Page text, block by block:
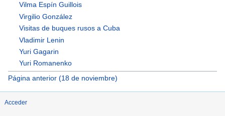
Vilma Espín Guillois
Virgilio González
Visitas de buques rusos a Cuba
Vladimir Lenin
Yuri Gagarin
Yuri Romanenko
Página anterior (18 de noviembre)
Acceder